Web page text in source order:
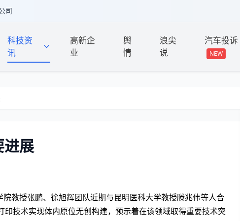
司
科技资
讯
高新企
业
舆
情
浪尖
说
汽车投诉
NEW
进展
教授张鹏、徐旭辉团队近期与昆明医科大学教授滕兆伟等人合
技术实现体内原位无创构建，预示着在该领域取得重要技术突